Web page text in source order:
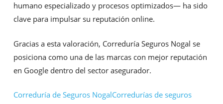
humano especializado y procesos optimizados— ha sido
clave para impulsar su reputación online.
Gracias a esta valoración, Correduría Seguros Nogal se
posiciona como una de las marcas con mejor reputación
en Google dentro del sector asegurador.
Correduría de Seguros NogalCorredurías de seguros